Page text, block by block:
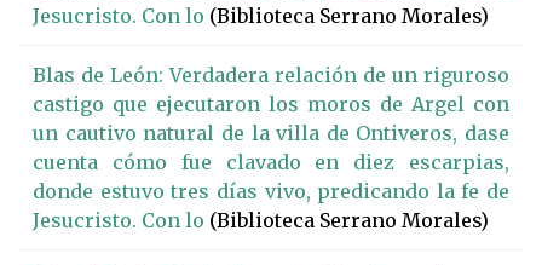
Jesucristo. Con lo (Biblioteca Serrano Morales)
Blas de León: Verdadera relación de un riguroso
castigo que ejecutaron los moros de Argel con
un cautivo natural de la villa de Ontiveros, dase
cuenta cómo fue clavado en diez escarpias,
donde estuvo tres días vivo, predicando la fe de
Jesucristo. Con lo (Biblioteca Serrano Morales)